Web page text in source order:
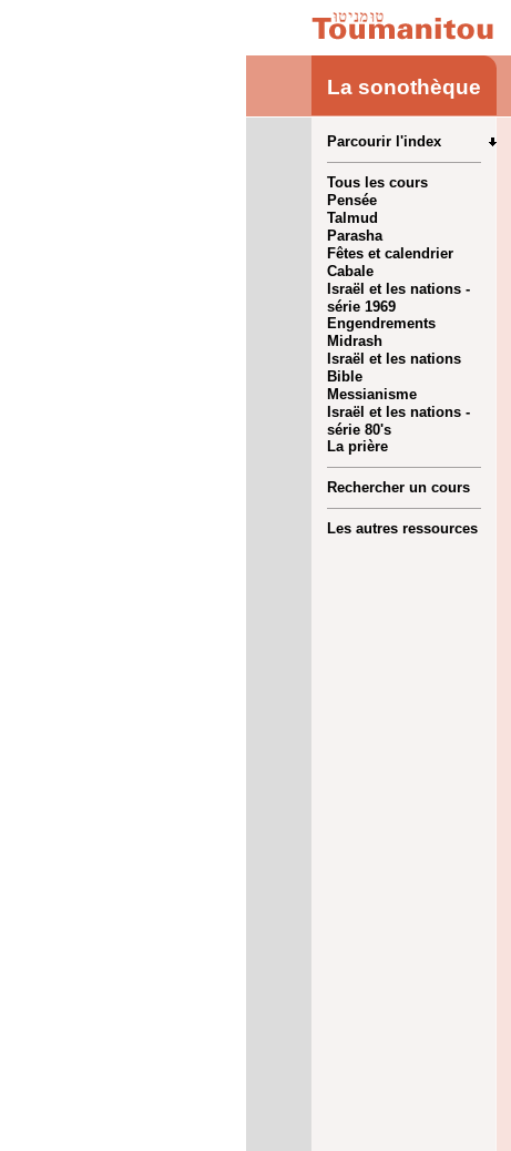
La sonothèque
Parcourir l'index
Tous les cours
Pensée
Talmud
Parasha
Fêtes et calendrier
Cabale
Israël et les nations -
série 1969
Engendrements
Midrash
Israël et les nations
Bible
Messianisme
Israël et les nations -
série 80's
La prière
Rechercher un cours
Les autres ressources